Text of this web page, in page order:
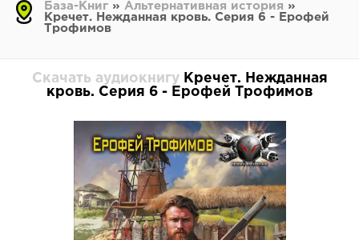
База-Книг » Альтернативная история »
Кречет. Нежданная кровь. Серия 6 - Ерофей
Трофимов
Скачать аудиокнигу Кречет. Нежданная
кровь. Серия 6 - Ерофей Трофимов